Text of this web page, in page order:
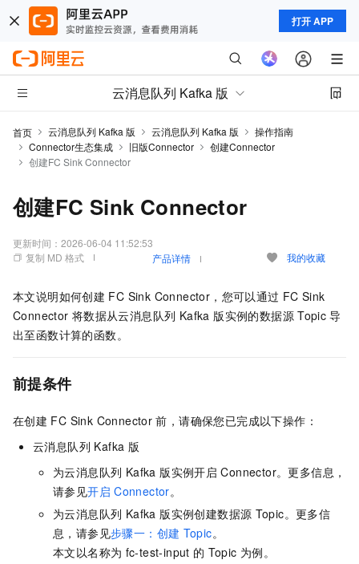
打开 APP
云消息队列 Kafka 版
首页 云消息队列 Kafka 版 云消息队列 Kafka 版
操作指南
Connector生态集成
旧版Connector
创建Connector
创建FC Sink Connector
创建FC Sink Connector
更新时间： 2026-06-04 11:52:53
复制 MD 格式
产品详情 我的收藏
本文说明如何创建 FC Sink Connector，您可以通过 FC Sink
Connector 将数据从云消息队列 Kafka 版实例的数据源 Topic 导
出至函数计算的函数。
前提条件
在创建 FC Sink Connector 前，请确保您已完成以下操作：
云消息队列 Kafka 版
为云消息队列 Kafka 版实例开启 Connector。更多信息，
请参见开启 Connector。
为云消息队列 Kafka 版实例创建数据源 Topic。更多信
息，请参见步骤一：创建 Topic。
本文以名称为 fc-test-input 的 Topic 为例。